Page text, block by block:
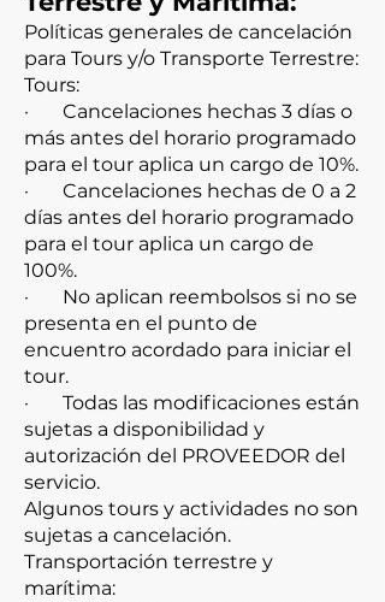
Políticas generales de cancelación
para Tours y/o Transporte Terrestre:
Tours:
· Cancelaciones hechas 3 días o
más antes del horario programado
para el tour aplica un cargo de 10%.
· Cancelaciones hechas de 0 a 2
días antes del horario programado
para el tour aplica un cargo de
100%.
· No aplican reembolsos si no se
presenta en el punto de
encuentro acordado para iniciar el
tour.
· Todas las modificaciones están
sujetas a disponibilidad y
autorización del PROVEEDOR del
servicio.
Algunos tours y actividades no son
sujetas a cancelación.
Transportación terrestre y
marítima: